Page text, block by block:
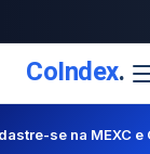
CoIndex.
se na MEXC